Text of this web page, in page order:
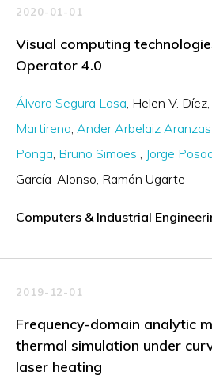
2020-01-01
Visual computing
Operator 4.0
Álvaro Segura Lasa Helen V. Díez
Martirena Ander Arbelaiz
Ponga Bruno Simoes Jorge
García-Alonso Ramón Ugarte
Computers & Industrial
2019-12-01
Frequency-domain analytic
thermal simulation under
laser heating